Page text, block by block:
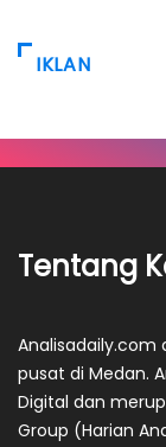
IKLAN
Tentang
Analisadaily.com
pusat di Medan.
Digital dan
Group (Harian